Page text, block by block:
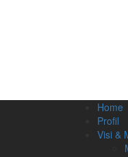
Home
Profil
Visi &